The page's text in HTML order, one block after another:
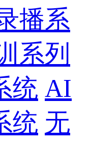
播系
系列
统 AI
统 无